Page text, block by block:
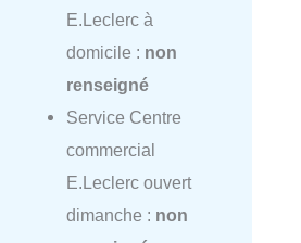
E.Leclerc à
domicile : non
renseigné
Service Centre
commercial
E.Leclerc ouvert
dimanche : non